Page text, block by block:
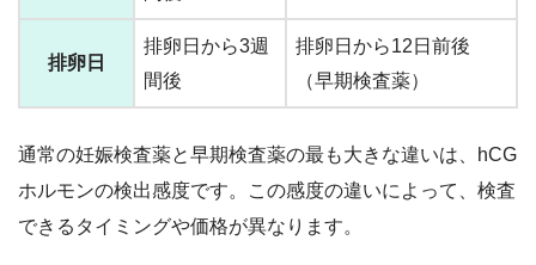
排卵日
排卵日から3週
間後
排卵日から12日前後
（早期検査薬）
通常の妊娠検査薬と早期検査薬の最も大きな違いは、hCG
ホルモンの検出感度です。この感度の違いによって、検査
できるタイミングや価格が異なります。